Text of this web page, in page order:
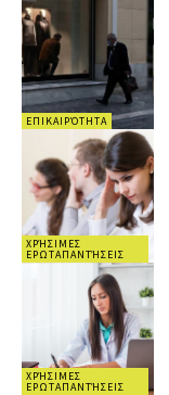
ΕΠΙΚΑΙΡΌΤΗΤΑ
ΧΡΉΣΙΜΕΣ
ΕΡΩΤΑΠΑΝΤΉΣΕΙΣ
ΧΡΉΣΙΜΕΣ
ΕΡΩΤΑΠΑΝΤΉΣΕΙΣ